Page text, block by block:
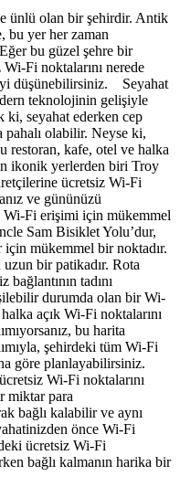
ünlü olan bir şehirdir. Antik
bu yer her zaman
bu güzel şehre bir
Fi noktalarını nerede
düşünebilirsiniz. Seyahat
teknolojinin gelişiyle
ki, seyahat ederken cep
olabilir. Neyse ki,
restoran, kafe, otel ve halka
ikonik yerlerden biri Troy
ücretsiz Wi-Fi
ve gününüzü
Wi-Fi erişimi için mükemmel
Sam Bisiklet Yolu’dur,
mükemmel bir noktadır.
bir patikadır. Rota
tadını
durumda olan bir Wi-
açık Wi-Fi noktalarını
bu harita
şehirdeki tüm Wi-Fi
göre planlayabilirsiniz.
Wi-Fi noktalarını
miktar para
bağlı kalabilir ve aynı
önce Wi-Fi
ücretsiz Wi-Fi
bağlı kalmanın harika bir